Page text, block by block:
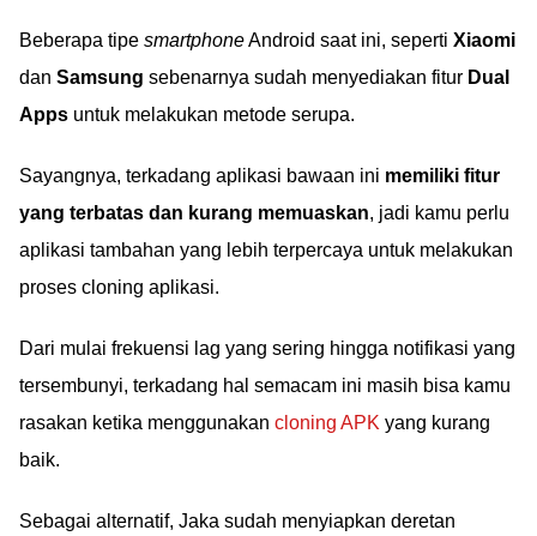
Beberapa tipe smartphoneAndroid saat ini, seperti Xiaomi
dan Samsung sebenarnya sudah menyediakan fitur Dual
Apps untuk melakukan metode serupa.
Sayangnya, terkadang aplikasi bawaan ini memiliki fitur
yang terbatas dan kurang memuaskan, jadi kamu perlu
aplikasi tambahan yang lebih terpercaya untuk melakukan
proses cloning aplikasi.
Dari mulai frekuensi lag yang sering hingga notifikasi yang
tersembunyi, terkadang hal semacam ini masih bisa kamu
rasakan ketika menggunakan cloning APK yang kurang
baik.
Sebagai alternatif, Jaka sudah menyiapkan deretan